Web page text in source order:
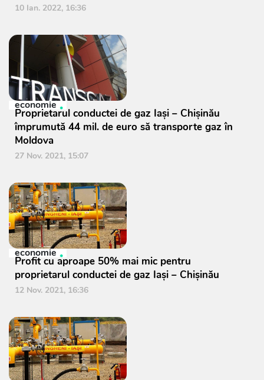
10 Ian. 2022, 16:36
economie
Proprietarul conductei de gaz Iași – Chișinău
împrumută 44 mil. de euro să transporte gaz în
Moldova
27 Nov. 2021, 15:07
economie
Profit cu aproape 50% mai mic pentru
proprietarul conductei de gaz Iași – Chișinău
12 Nov. 2021, 16:36